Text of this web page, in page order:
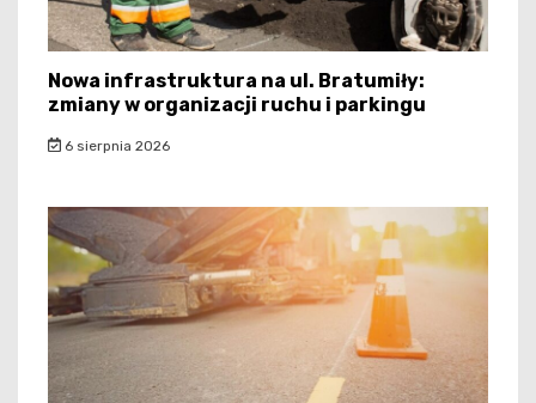
Nowa infrastruktura na ul. Bratumiły:
zmiany w organizacji ruchu i parkingu
6 sierpnia 2026